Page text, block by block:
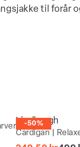
til forår
-50%
Lindbergh
Cardigan |